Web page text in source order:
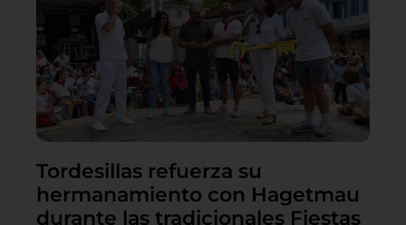
Tordesillas refuerza su
hermanamiento con Hagetmau
durante las tradicionales Fiestas